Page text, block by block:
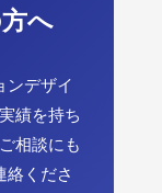
へ
ンデザイ
績を持ち
相談にも
絡くださ